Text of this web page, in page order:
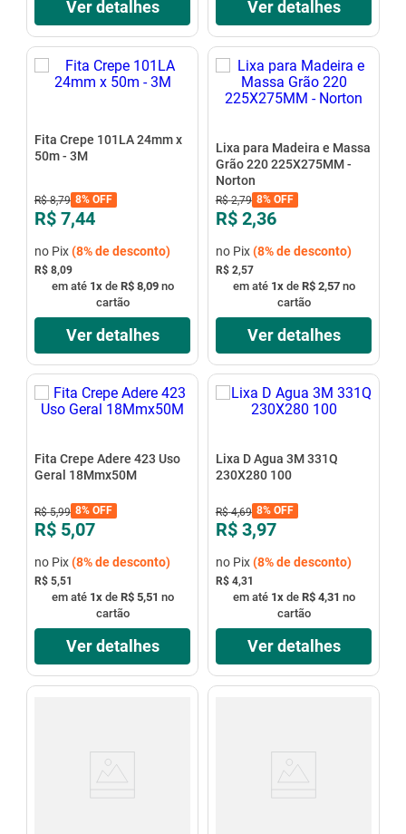
Ver detalhes Ver detalhes
Fita Crepe 101LA 24mm x
50m - 3M
R$ 8,79 8%OFF
R$ 7,44
no Pix(8%de desconto)
R$ 8,09
em até 1xde R$ 8,09no
cartão
Ver detalhes
Lixa para Madeira e Massa
Grão 220 225X275MM -
Norton
R$ 2,79 8%OFF
R$ 2,36
no Pix(8%de desconto)
R$ 2,57
em até 1xde R$ 2,57no
cartão
Ver detalhes
Fita Crepe Adere 423 Uso
Geral 18Mmx50M
R$ 5,99 8%OFF
R$ 5,07
no Pix(8%de desconto)
R$ 5,51
em até 1xde R$ 5,51 no
cartão
Ver detalhes
Lixa D Agua 3M 331Q
230X280 100
R$ 4,69 8%OFF
R$ 3,97
no Pix(8%de desconto)
R$ 4,31
em até 1xde R$ 4,31 no
cartão
Ver detalhes